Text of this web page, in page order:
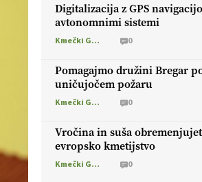
Digitalizacija z GPS
avtonomnimi sistemi
Kmečki Glas 0
Pomagajmo družini Bregar
uničujočem požaru
Kmečki Glas 0
Vročina in suša
evropsko kmetijstvo
Kmečki Glas 0